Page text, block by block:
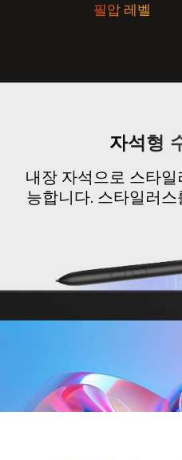
필압 레벨
자석형
내장 자석으로 스타
능합니다. 스타일러스